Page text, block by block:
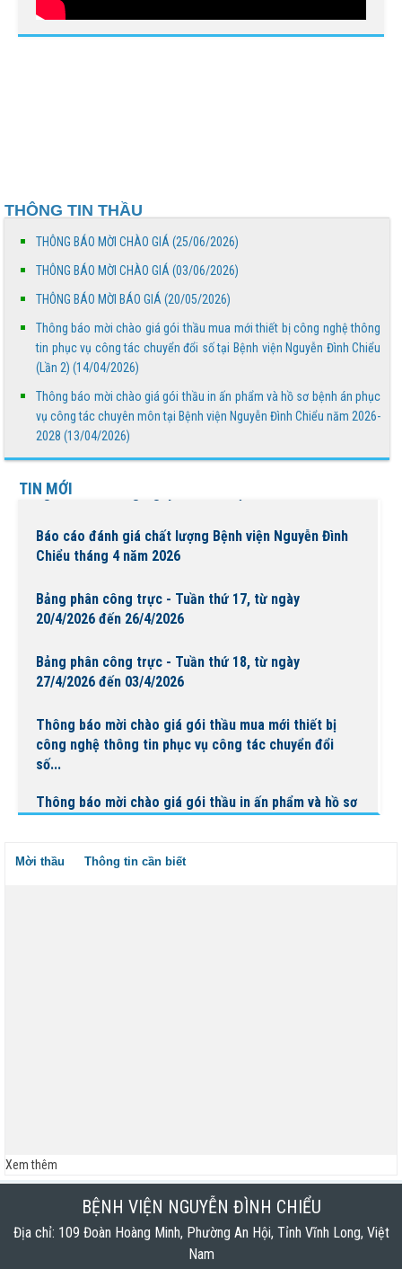
THÔNG TIN THẦU
THÔNG BÁO MỜI CHÀO GIÁ (25/06/2026)
THÔNG BÁO MỜI CHÀO GIÁ (03/06/2026)
THÔNG BÁO MỜI BÁO GIÁ (20/05/2026)
Thông báo mời chào giá gói thầu mua mới thiết bị công nghệ thông
tin phục vụ công tác chuyển đổi số tại Bệnh viện Nguyễn Đình Chiểu
(Lần 2) (14/04/2026)
Thông báo mời chào giá gói thầu in ấn phẩm và hồ sơ bệnh án phục
vụ công tác chuyên môn tại Bệnh viện Nguyễn Đình Chiểu năm 2026-
2028 (13/04/2026)
TIN MỚI
BỆNH VIỆN NGUYỄN ĐÌNH CHIỂU TIẾP TỤC TRIỂN
KHAI KỸ THUẬT CHUYÊN SÂU TRONG KHÁM, CHỮA
Báo cáo đánh giá chất lượng Bệnh viện Nguyễn Đình
Chiểu tháng 5 năm 2026
THÔNG BÁO MỜI CHÀO GIÁ
Truyền thông về phòng, chống tác hại của thuốc lá
THÔNG BÁO MỜI BÁO GIÁ
nghĩa chào mừng Ngày Quốc tế Hộ sinh 5/5 và...
Báo cáo đánh giá chất lượng Bệnh viện Nguyễn Đình
Chiểu tháng 4 năm 2026
Bảng phân công trực - Tuần thứ 17, từ ngày
20/4/2026 đến 26/4/2026
Bảng phân công trực - Tuần thứ 18, từ ngày
27/4/2026 đến 03/4/2026
Thông báo mời chào giá gói thầu mua mới thiết bị
công nghệ thông tin phục vụ công tác chuyển đổi
số...
Thông báo mời chào giá gói thầu in ấn phẩm và hồ sơ
BỆNH VIỆN NGUYỄN ĐÌNH CHIỂU TỔ CHỨC KHÁM
Lịch trực bác sĩ phòng khám Tuần 15 (Từ 06/4 đến
12/04/2026)
Lịch trực bác sĩ phòng khám Tuần 13 (Từ 23/03 đến
Mời thầu Thông tin cần biết
Xem thêm
BỆNH VIỆN NGUYỄN ĐÌNH CHIỂU
Địa chỉ: 109 Đoàn Hoàng Minh, Phường An Hội, Tỉnh Vĩnh Long, Việt
Nam